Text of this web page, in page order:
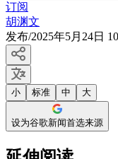
订阅
胡渊文
发布/2025年5月24日
小 标准 中 大
设为谷歌新闻首选来源